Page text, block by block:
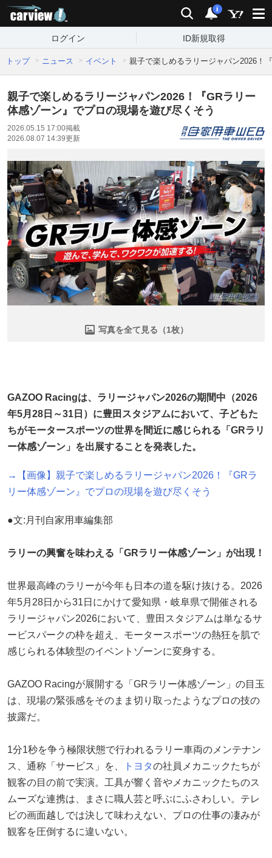
検索 通知
i
ログイン ID新規取得
トップ ニュース イベント 親子で楽しめるラリージャパン2026！
親子で楽しめるラリージャパン2026！『GRラリー
体感ゾーン』でプロの現場を遊び尽くそう
2026.05.15 17:00掲載
2026.08.07 14:39更新
写真を全て見る（1枚）
GAZOO Racingは、ラリージャパン2026の期間中（2026
年5月28日～31日）に豊田スタジアムにおいて、子どもた
ちがモータースポーツの世界を間近に感じられる「GRラリ
ー体感ゾーン」を出展することを発表した。
→【画像】親子で楽しめるラリージャパン2026！『GRラ
リー体感ゾーン』でプロの現場を遊び尽くそう
●文:月刊自家用車編集部
ラリーの興奮を味わえる「GRラリー体感ゾーン」が出現！
世界最高峰のラリーが今年も日本の道を駆け抜ける。2026
年5月28日から31日にかけて愛知県・岐阜県で開催される
ラリージャパン2026において、豊田スタジアムは単なるサ
ービスパークの枠を超え、モータースポーツの熱狂を肌で
感じられる体験型のイベントゾーンに変身する。
GAZOO Racingが展開する「GRラリー体感ゾーン」の目玉
は、現場の緊張感をそのまま切り取ったようなプロの技の
披露だ。
1分1秒を争う極限状態で行われるラリー車両のメンテナン
ス、通称「サービス」を、
トヨタの社員メカニックたちが
観客の目の前で実演。工具が響く音やメカニックたちのス
ムーズな連携は、まさに職人芸と呼ぶにふさわしい。テレ
ビの画面越しでは決して味わえない、プロの仕事の凄みが
観客を圧倒するに違いない。